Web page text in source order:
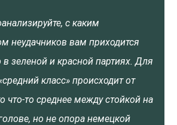
с каким
неудачников вам приходится
в зеленой и красной партиях. Для
класс» происходит от
что-то среднее между стойкой на
но не опора немецкой